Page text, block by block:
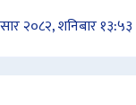
२०८२, शनिबार १३:५३